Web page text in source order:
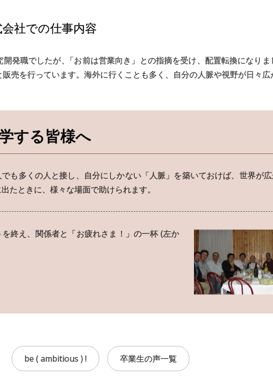
社での仕事内容
開発職でしたが、
「お前は営業向き」との指摘を受け、配置転換になりま
売を行っています。海外に行くことも多く、自分の人脈や視野が日々広
する皆様へ
も多くの人と接し、自分にしかない「人脈」を築いておけば、世界が
たときに、様々な場面で助けられます。
終え、関係者と「お疲れさま！」の一杯 (左か
be ( ambitious ) ! 卒業生の声一覧